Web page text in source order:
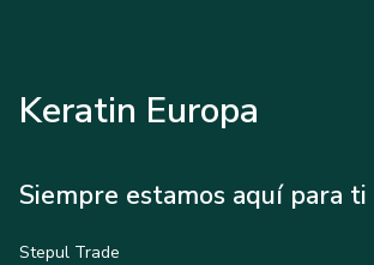
Keratin Europa
Siempre estamos aquí para ti
Stepul Trade